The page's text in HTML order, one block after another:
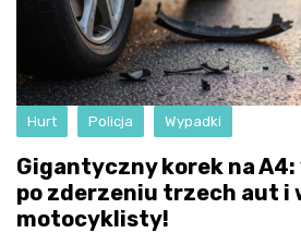
Hurt Policja Wypadki
Gigantyczny korek na
po zderzeniu trzech aut i
motocyklisty!